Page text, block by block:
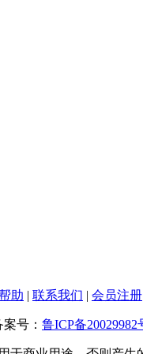
助 | 联系我们 | 会员注册
号： 鲁ICP备20029982